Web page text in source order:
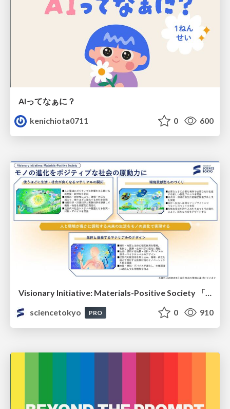
AIってなぁに？
kenichiota0711
0 600
sciencetokyo
PRO 0 910